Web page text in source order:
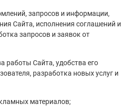
запросов и информации,
Сайта, исполнения соглашений и
запросов и заявок от
работы Сайта, удобства его
разработка новых услуг и
материалов;